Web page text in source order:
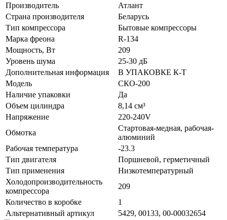
Производитель
Атлант
Страна производителя
Беларусь
Тип компрессора
Бытовые компрессоры
Марка фреона
R-134
Мощность, Вт
209
Уровень шума
25-30 дБ
Дополнительная информация
В УПАКОВКЕ К-Т
Модель
СКО-200
Наличие упаковки
Да
Объем цилиндра
8,14 см³
Напряжение
220-240V
Обмотка
Стартовая-медная, рабочая-
алюминий
Рабочая температура
-23.3
Тип двигателя
Поршневой, герметичный
Тип применения
Низкотемпературный
Холодопроизводительность
компрессора
209
Количество в коробке
1
Альтернативный артикул
5429, 00133, 00-00032654